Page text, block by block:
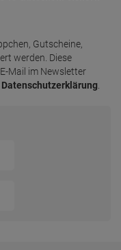
Gutscheine,
werden. Diese
Mail im Newsletter
Datenschutzerklärung.